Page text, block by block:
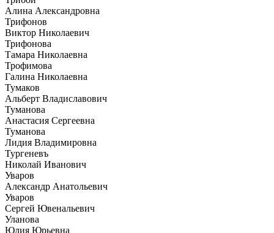
Алина Александровна
Трифонов
Виктор Николаевич
Трифонова
Тамара Николаевна
Трофимова
Галина Николаевна
Тумаков
Альберт Владиславович
Туманова
Анастасия Сергеевна
Туманова
Лидия Владимировна
Тургеневъ
Николай Иванович
Уваров
Александр Анатольевич
Уваров
Сергей Ювенальевич
Уланова
Юлия Юрьевна